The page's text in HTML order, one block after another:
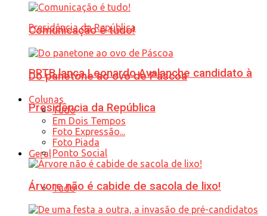
PRTB lança Leonardo Avalanche candidato à
Presidência da República
Geral
Tudo
Comunicação é tudo!
Do panetone ao ovo de Páscoa
Colunas
Tudo
Em Dois Tempos
Foto Expressão...
Foto Piada
Ponto Social
Árvore não é cabide de sacola de lixo!